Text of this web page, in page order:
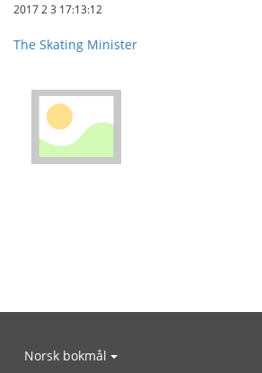
2017 2 3 17:13:12
The Skating Minister
Norsk bokmål